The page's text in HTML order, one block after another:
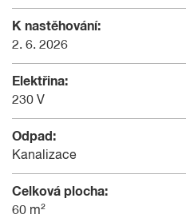
K nastěhování:
2. 6. 2026
Elektřina:
230 V
Odpad:
Kanalizace
Celková plocha:
60 m²